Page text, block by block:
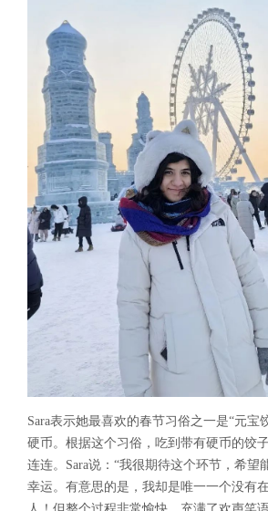
Sara表示她最喜欢的春节习俗之一是“元宝
硬币。根据这个习俗，吃到带有硬币的饺
连连。Sara说：“我很期待这个环节，希望
幸运。有意思的是，我却是唯一一个没有